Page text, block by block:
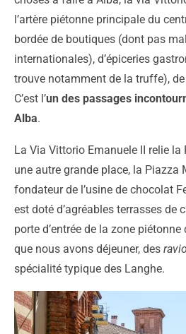
l’artère piétonne principale du
bordée de boutiques (dont pas
internationales), d’épiceries
trouve notamment de la truffe),
C’est l’un des passages
Alba.
La Via Vittorio Emanuele II relie
une autre grande place, la Piazza
fondateur de l’usine de chocolat
est doté d’agréables terrasses de
porte d’entrée de la zone piétonne
que nous avons déjeuner, des
spécialité typique des Langhe.